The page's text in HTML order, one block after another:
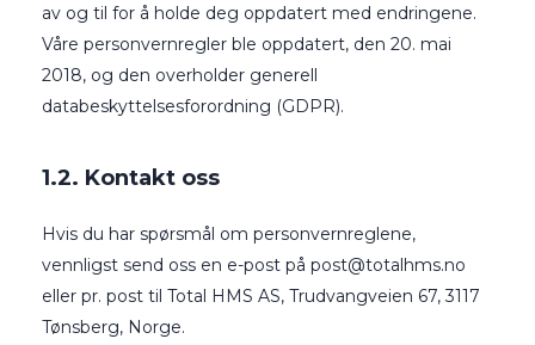
av og til for å holde deg oppdatert med endringene.
Våre personvernregler ble oppdatert, den 20. mai
2018, og den overholder generell
databeskyttelsesforordning (GDPR).
1.2. Kontakt oss
Hvis du har spørsmål om personvernreglene,
vennligst send oss ​​en e-post på post@totalhms.no
eller pr. post til Total HMS AS, Trudvangveien 67, 3117
Tønsberg, Norge.